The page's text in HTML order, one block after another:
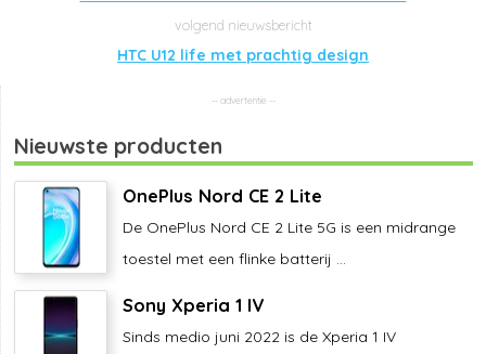
HTC U12 life met prachtig design
Nieuwste producten
OnePlus Nord CE 2 Lite
De OnePlus Nord CE 2 Lite 5G is een midrange
toestel met een flinke batterij ...
Sony Xperia 1 IV
Sinds medio juni 2022 is de Xperia 1 IV